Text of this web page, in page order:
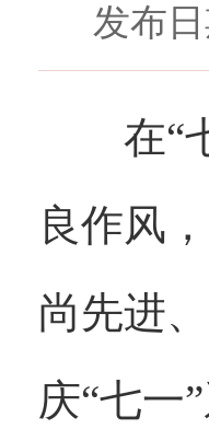
发布
在“七
良作风
尚先进
庆“七一